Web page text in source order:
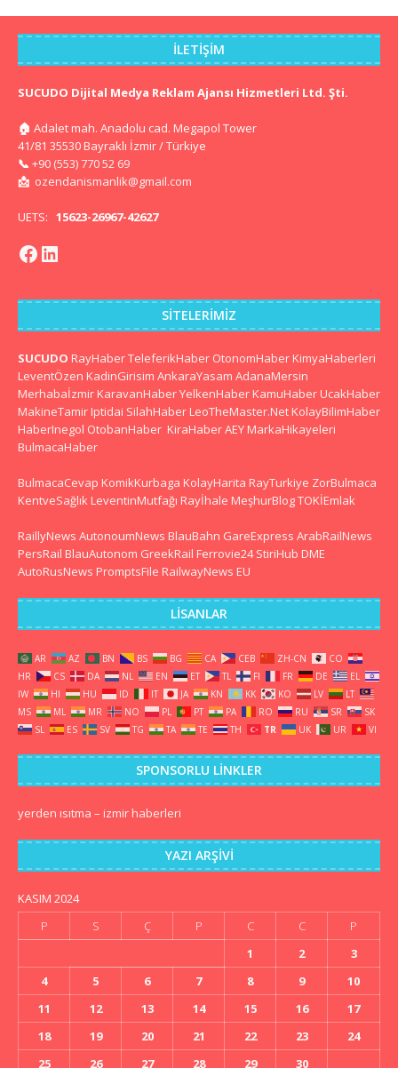
İLETIŞIM
SUCUDO Dijital Medya Reklam Ajansı Hizmetleri Ltd. Şti.
🏠 Adalet mah. Anadolu cad. Megapol Tower
41/81 35530 Bayraklı İzmir / Türkiye
📞 +90 (553) 770 52 69
📩 ozendanismanlik@gmail.com
UETS: 15623-26967-42627
SITELERIMIZ
SUCUDO RayHaberTeleferikHaber OtonomHaber KimyaHaberleri
LeventÖzen KadinGirisim AnkaraYasam AdanaMersin
Merhabaİzmir KaravanHaberYelkenHaber KamuHaber UcakHaber
MakineTamir Iptidai SilahHaber LeoTheMaster.Net KolayBilimHaber
HaberInegol OtobanHaber KiraHaberAEY MarkaHikayeleri
BulmacaHaber
BulmacaCevap KomikKurbaga KolayHarita RayTurkiye ZorBulmaca
KentveSağlık LeventinMutfağı Rayİhale MeşhurBlogTOKİEmlak
RaillyNews AutonoumNews BlauBahn GareExpress ArabRailNews
PersRail BlauAutonom GreekRail Ferrovie24 StiriHub DME
AutoRusNews PromptsFile RailwayNews EU
LISANLAR
AR AZ BN BS BG CA CEB ZH-CN
CO
HR
CS DA NL EN ET TL FI FR DE
EL
IW
HI HU ID IT JA KN KK KO LV
LT
MS
ML MR NO PL PT PA RO RU SR
SK
SL
ES SV TG TA TE TH TR UK UR VI
SPONSORLU LINKLER
yerden ısıtma – izmir haberleri
YAZI ARŞIVI
KASIM 2024
P
S Ç P C C
P
1
2
3
4
5 6 7 8 9
10
11
12 13 14 15 16
17
18
19 20 21 22 23
24
25
26 27 28 29 30